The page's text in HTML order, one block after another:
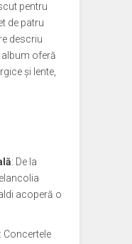
pentru
de patru
descriu
oferă
și lente,
: De la
acoperă o
: Concertele